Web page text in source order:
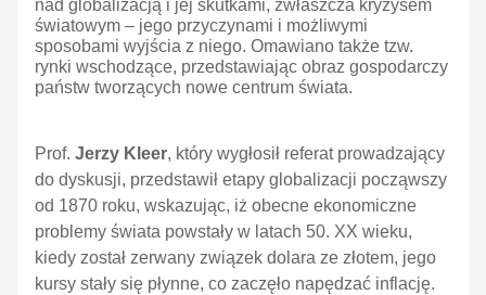
nad globalizacją i jej skutkami, zwłaszcza kryzysem
światowym – jego przyczynami i możliwymi
sposobami wyjścia z niego. Omawiano także tzw.
rynki wschodzące, przedstawiając obraz gospodarczy
państw tworzących nowe centrum świata.
Prof. Jerzy Kleer, który wygłosił referat prowadzający
do dyskusji, przedstawił etapy globalizacji począwszy
od 1870 roku, wskazując, iż obecne ekonomiczne
problemy świata powstały w latach 50. XX wieku,
kiedy został zerwany związek dolara ze złotem, jego
kursy stały się płynne, co zaczęło napędzać inflację.